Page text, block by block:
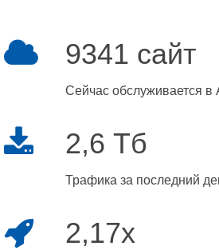
9341 сайт
Сейчас обслуживается в
2,6 Тб
Трафика за последний
2,17x